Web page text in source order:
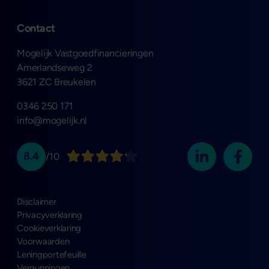
Contact
Mogelijk Vastgoedfinancieringen
Amerlandseweg 2
3621 ZC Breukelen
0346 250 171
info@mogelijk.nl
8.4 /10
Disclaimer
Privacyverklaring
Cookieverklaring
Voorwaarden
Leningportefeuille